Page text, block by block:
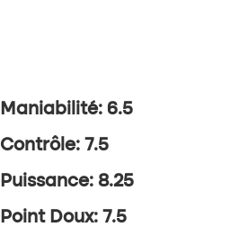
Maniabilité: 6.5
Contrôle: 7.5
Puissance: 8.25
Point Doux: 7.5